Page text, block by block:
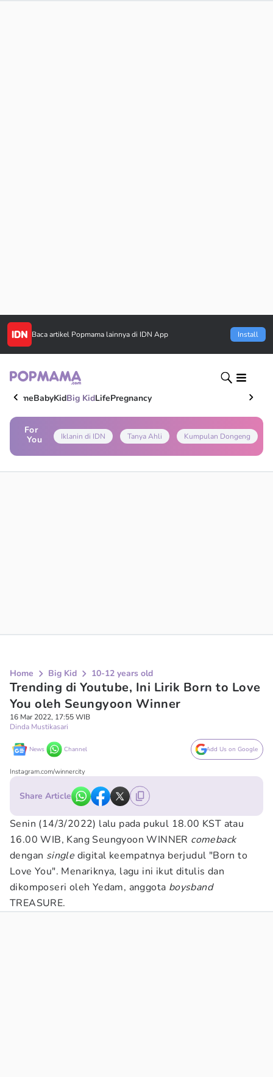
Baca artikel Popmama lainnya di IDN App Install
HomeBabyKidBig KidLifePregnancy
For
You
Iklanin di IDN Tanya Ahli Kumpulan Dongeng
Home Big Kid 10-12 years old
Trending di Youtube, Ini Lirik Born to Love
You oleh Seungyoon Winner
16 Mar 2022, 17:55 WIB
Dinda Mustikasari
News Channel Add Us on Google
Instagram.com/winnercity
Share Article
Senin (14/3/2022) lalu pada pukul 18.00 KST atau
16.00 WIB, Kang Seungyoon WINNER comeback
dengan single digital keempatnya berjudul "Born to
Love You". Menariknya, lagu ini ikut ditulis dan
dikomposeri oleh Yedam, anggota boysband
TREASURE.